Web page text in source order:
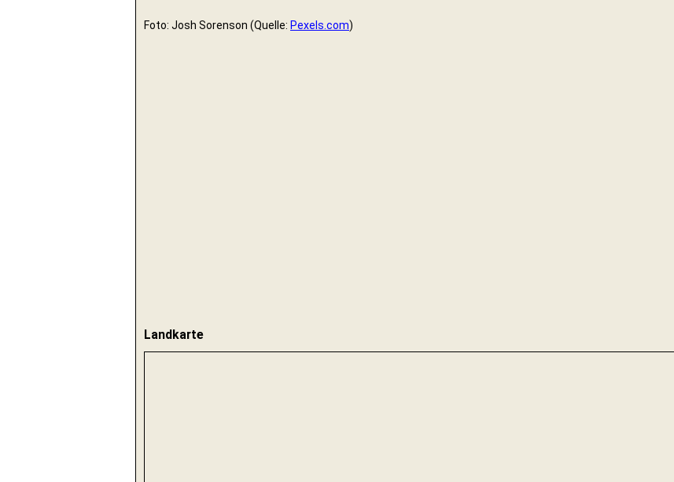
Foto: Josh Sorenson (Quelle: Pexels.com)
Landkarte